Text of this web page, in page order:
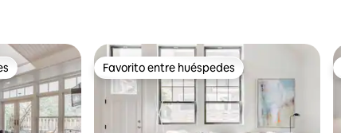
más destacadosFavorito entre huéspedes
Favorito entre huéspedes